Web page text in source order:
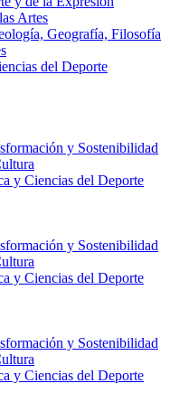
Artes
Geografía, Filosofía
del Deporte
y Sostenibilidad
y Ciencias del Deporte
y Sostenibilidad
y Ciencias del Deporte
y Sostenibilidad
y Ciencias del Deporte